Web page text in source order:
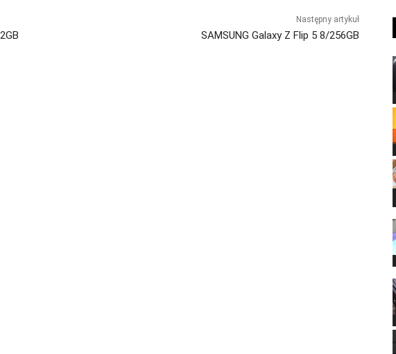
Następny artykuł
SAMSUNG Galaxy Z Flip 5 8/256GB